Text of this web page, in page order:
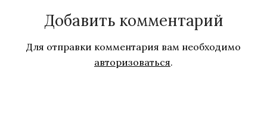
Добавить комментарий
Для отправки комментария вам необходимо
авторизоваться.